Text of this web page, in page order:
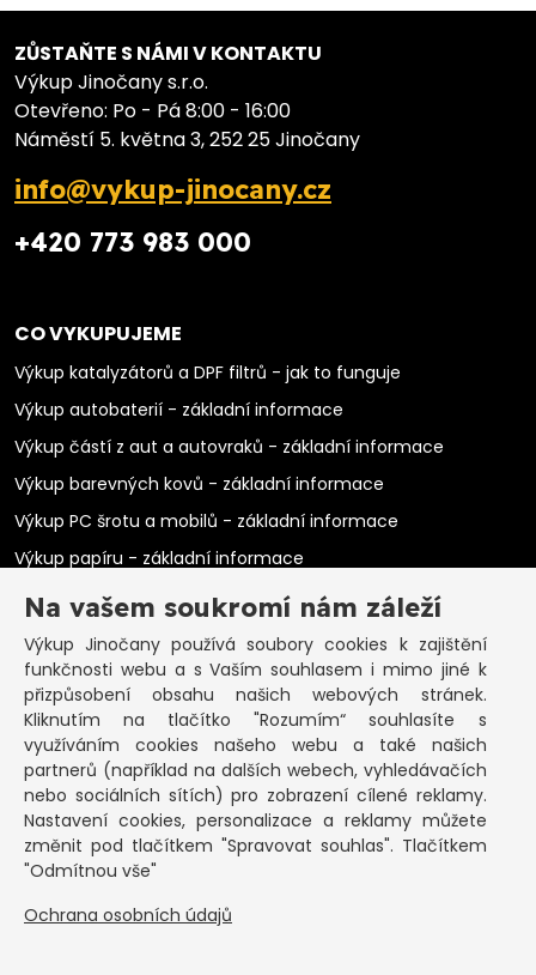
ZŮSTAŇTE S NÁMI V KONTAKTU
Výkup Jinočany s.r.o.
Otevřeno: Po - Pá 8:00 - 16:00
Náměstí 5. května 3, 252 25 Jinočany
info@vykup-jinocany.cz
+420 773 983 000
CO VYKUPUJEME
Výkup katalyzátorů a DPF filtrů - jak to funguje
Výkup autobaterií - základní informace
Výkup částí z aut a autovraků - základní informace
Výkup barevných kovů - základní informace
Výkup PC šrotu a mobilů - základní informace
Výkup papíru - základní informace
Výkup elektromotorů - základní informace
PRAKTICKÉ INFORMACE
Pozastavená živnost
Co vykoupíme na občanku?
Podmínky výkupu
Formuláře ke stažení
SEPNO - návod
Ochrana osobních údajů a informace cookies
KONTAKT
Na vašem soukromí nám záleží
Výkup Jinočany používá soubory cookies k zajištění
funkčnosti webu a s Vaším souhlasem i mimo jiné k
přizpůsobení obsahu našich webových stránek.
Kliknutím na tlačítko "Rozumím“ souhlasíte s
využíváním cookies našeho webu a také našich
partnerů (například na dalších webech, vyhledávačích
nebo sociálních sítích) pro zobrazení cílené reklamy.
Nastavení cookies, personalizace a reklamy můžete
změnit pod tlačítkem "Spravovat souhlas". Tlačítkem
"Odmítnou vše"
Ochrana osobních údajů